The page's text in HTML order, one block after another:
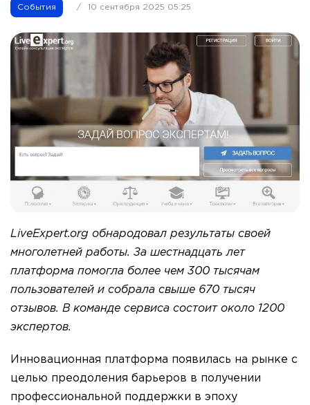
События / 10 сентября 2025 05:25
LiveExpert.org обнародовал результаты своей
многолетней работы. За шестнадцать лет
платформа помогла более чем 300 тысячам
пользователей и собрала свыше 670 тысяч
отзывов. В команде сервиса состоит около 1200
экспертов.
Инновационная платформа появилась на рынке с
целью преодоления барьеров в получении
профессиональной поддержки в эпоху